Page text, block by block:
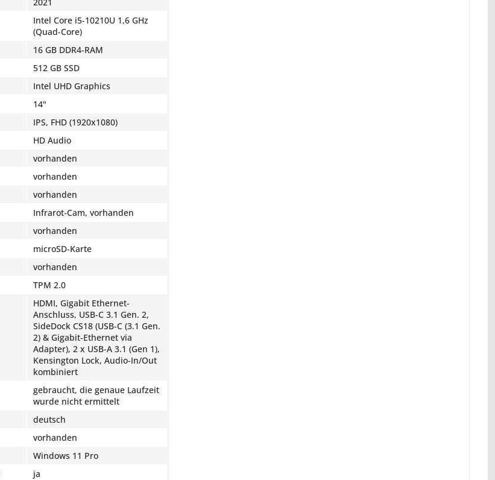
Intel Core i5-10210U 1,6 GHz
(Quad-Core)
16 GB DDR4-RAM
512 GB SSD
Intel UHD Graphics
14"
IPS, FHD (1920x1080)
HD Audio
vorhanden
vorhanden
vorhanden
Infrarot-Cam, vorhanden
vorhanden
microSD-Karte
vorhanden
TPM 2.0
HDMI, Gigabit Ethernet-
Anschluss, USB-C 3.1 Gen. 2,
SideDock CS18 (USB-C (3.1 Gen.
2) & Gigabit-Ethernet via
Adapter), 2 x USB-A 3.1 (Gen 1),
Kensington Lock, Audio-In/Out
kombiniert
gebraucht, die genaue Laufzeit
wurde nicht ermittelt
deutsch
vorhanden
Windows 11 Pro
ja